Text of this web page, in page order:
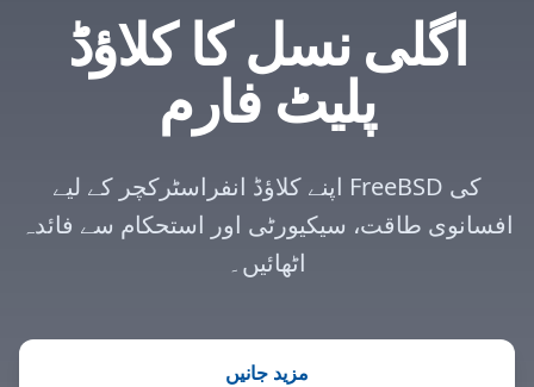
اگلی نسل کا کلاؤڈ
پلیٹ فارم
اپنے کلاؤڈ انفراسٹرکچر کے لیے FreeBSD کی
افسانوی طاقت، سیکیورٹی اور استحکام سے فائدہ
اٹھائیں۔
مزید جانیں